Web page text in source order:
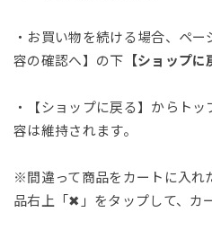
・お買い物を続ける場合、ペ
容の確認へ】の下 【ショップに
・【ショップに戻る】からト
容は維持されます。
※間違って商品をカートに入れ
品右上「✖」をタップして、カ